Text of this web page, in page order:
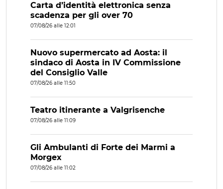
Carta d’identità elettronica senza
scadenza per gli over 70
07/08/26 alle 12:01
Nuovo supermercato ad Aosta: il
sindaco di Aosta in IV Commissione
del Consiglio Valle
07/08/26 alle 11:50
Teatro itinerante a Valgrisenche
07/08/26 alle 11:09
Gli Ambulanti di Forte dei Marmi a
Morgex
07/08/26 alle 11:02